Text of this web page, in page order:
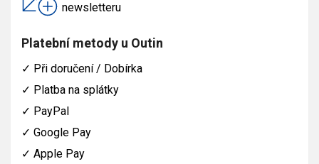
newsletteru
Platební metody u Outin
✓ Při doručení / Dobírka
✓ Platba na splátky
✓ PayPal
✓ Google Pay
✓ Apple Pay